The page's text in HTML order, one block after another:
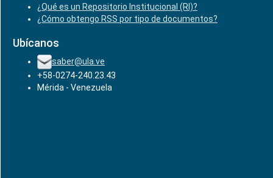
¿Qué es un Repositorio Institucional (RI)?
¿Cómo obtengo RSS por tipo de documentos?
Ubícanos
saber@ula.ve
+58-0274-240.23.43
Mérida - Venezuela